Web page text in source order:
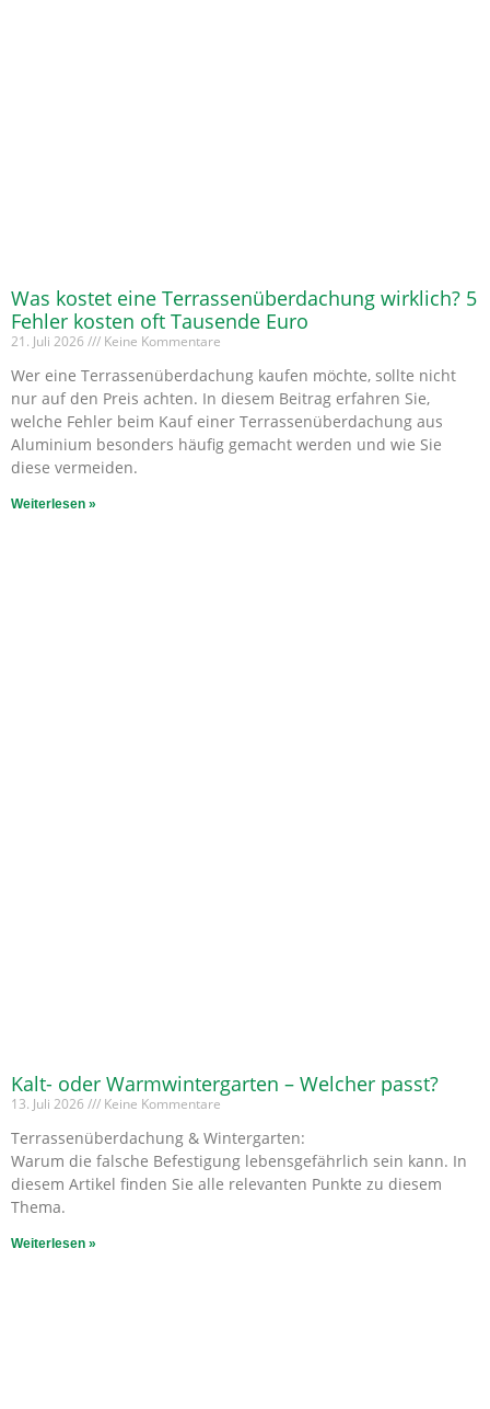
Was kostet eine Terrassenüberdachung wirklich? 5
Fehler kosten oft Tausende Euro
21. Juli 2026 Keine Kommentare
Wer eine Terrassenüberdachung kaufen möchte, sollte nicht
nur auf den Preis achten. In diesem Beitrag erfahren Sie,
welche Fehler beim Kauf einer Terrassenüberdachung aus
Aluminium besonders häufig gemacht werden und wie Sie
diese vermeiden.
Weiterlesen »
Kalt- oder Warmwintergarten – Welcher passt?
13. Juli 2026 Keine Kommentare
Terrassenüberdachung & Wintergarten:
Warum die falsche Befestigung lebensgefährlich sein kann. In
diesem Artikel finden Sie alle relevanten Punkte zu diesem
Thema.
Weiterlesen »